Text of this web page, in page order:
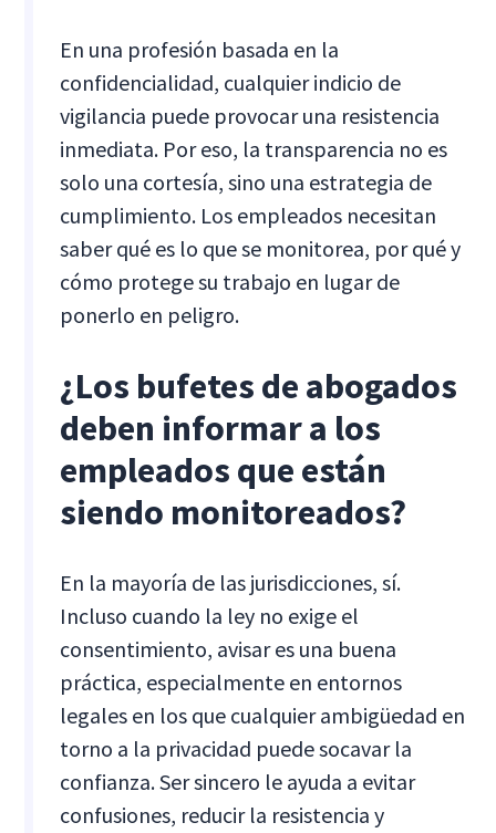
En una profesión basada en la
confidencialidad, cualquier indicio de
vigilancia puede provocar una resistencia
inmediata. Por eso, la transparencia no es
solo una cortesía, sino una estrategia de
cumplimiento. Los empleados necesitan
saber qué es lo que se monitorea, por qué y
cómo protege su trabajo en lugar de
ponerlo en peligro.
¿Los bufetes de abogados
deben informar a los
empleados que están
siendo monitoreados?
En la mayoría de las jurisdicciones, sí.
Incluso cuando la ley no exige el
consentimiento, avisar es una buena
práctica, especialmente en entornos
legales en los que cualquier ambigüedad en
torno a la privacidad puede socavar la
confianza. Ser sincero le ayuda a evitar
confusiones, reducir la resistencia y